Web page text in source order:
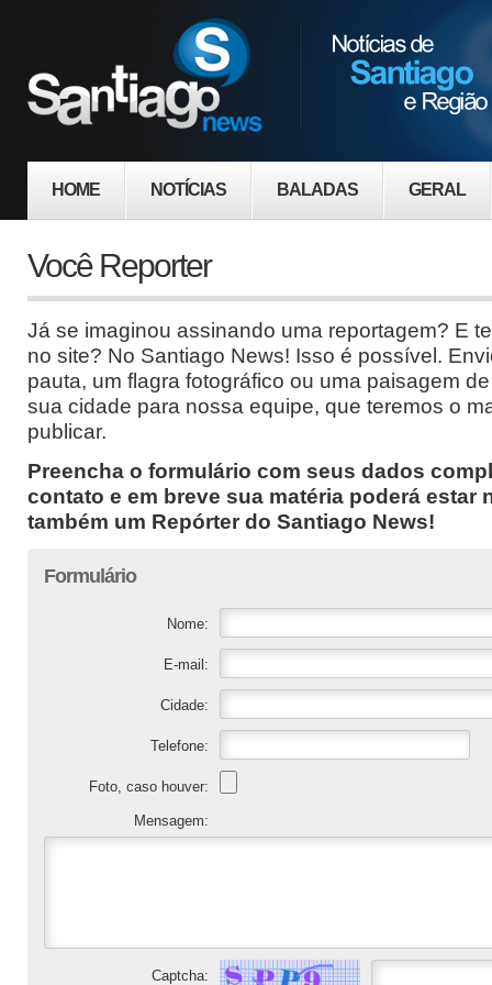
HOME NOTÍCIAS BALADAS GERAL
Você Reporter
Já se imaginou assinando uma reportagem? E
no site? No Santiago News! Isso é possível.
pauta, um flagra fotográfico ou uma paisagem
sua cidade para nossa equipe, que teremos o
publicar.
Preencha o formulário com seus dados
contato e em breve sua matéria poderá estar
também um Repórter do Santiago News!
Formulário
Nome:
E-mail:
Cidade:
Telefone:
Foto, caso houver:
Mensagem:
Captcha: